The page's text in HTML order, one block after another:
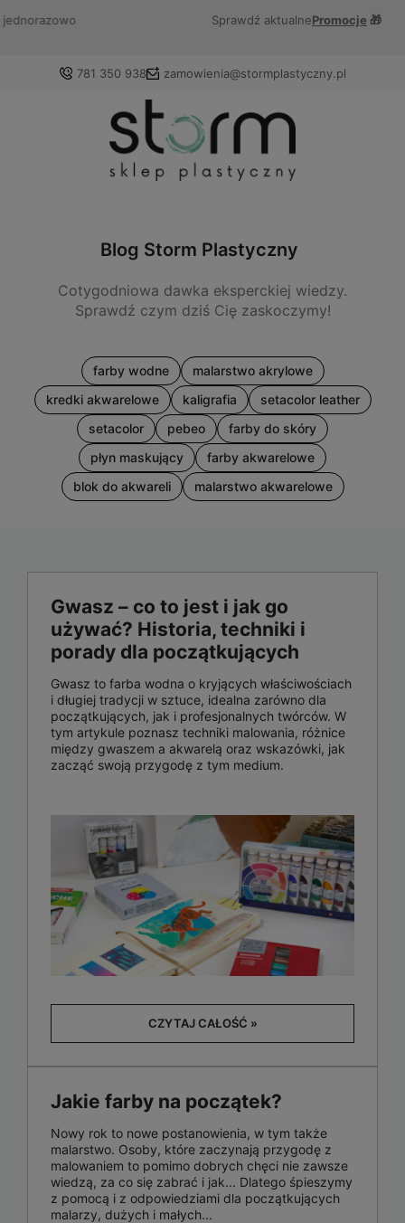
Sprawdź aktualnePromocje🎁
781 350 938 zamowienia@stormplastyczny.pl
Zaloguj się
Wybierz coś dla siebie z naszej aktualnej oferty lub
Blog Storm Plastyczny
Cotygodniowa dawka eksperckiej wiedzy.
Sprawdź czym dziś Cię zaskoczymy!
farby wodne
malarstwo akrylowe
kredki akwarelowe
kaligrafia
setacolor leather
setacolor
pebeo
farby do skóry
płyn maskujący
farby akwarelowe
blok do akwareli
malarstwo akwarelowe
Gwasz – co to jest i jak go
używać? Historia, techniki i
porady dla początkujących
Gwasz to farba wodna o kryjących właściwościach
i długiej tradycji w sztuce, idealna zarówno dla
początkujących, jak i profesjonalnych twórców. W
tym artykule poznasz techniki malowania, różnice
między gwaszem a akwarelą oraz wskazówki, jak
zacząć swoją przygodę z tym medium.
CZYTAJ CAŁOŚĆ »
Jakie farby na początek?
Nowy rok to nowe postanowienia, w tym także
malarstwo. Osoby, które zaczynają przygodę z
malowaniem to pomimo dobrych chęci nie zawsze
wiedzą, za co się zabrać i jak... Dlatego śpieszymy
z pomocą i z odpowiedziami dla początkujących
malarzy, dużych i małych...